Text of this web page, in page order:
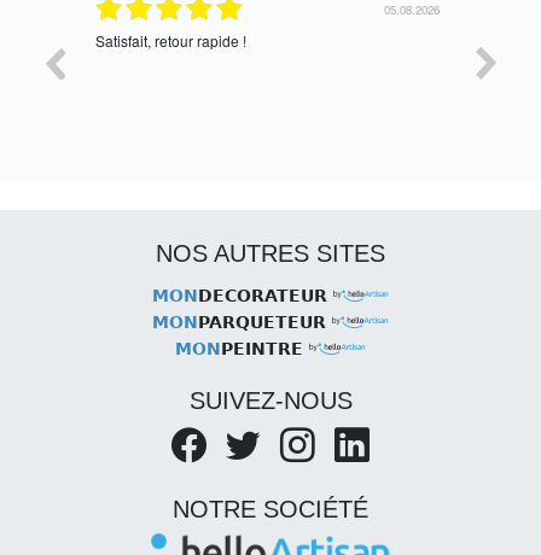
05.08.2026
Satisfait, retour rapide !
NOS AUTRES SITES
MONDECORATEUR
MONPARQUETEUR
MONPEINTRE
SUIVEZ-NOUS
NOTRE SOCIÉTÉ